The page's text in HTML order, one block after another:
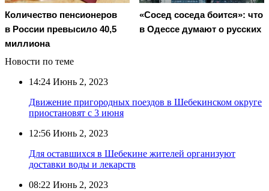
Количество пенсионеров
в России превысило 40,5
миллиона
«Сосед соседа боится»: что
в Одессе думают о русских
Новости по теме
14:24 Июнь 2, 2023
Движение пригородных поездов в Шебекинском округе
приостановят с 3 июня
12:56 Июнь 2, 2023
Для оставшихся в Шебекине жителей организуют
доставки воды и лекарств
08:22 Июнь 2, 2023